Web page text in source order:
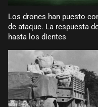
Los drones han puesto
de ataque. La respuesta
hasta los dientes